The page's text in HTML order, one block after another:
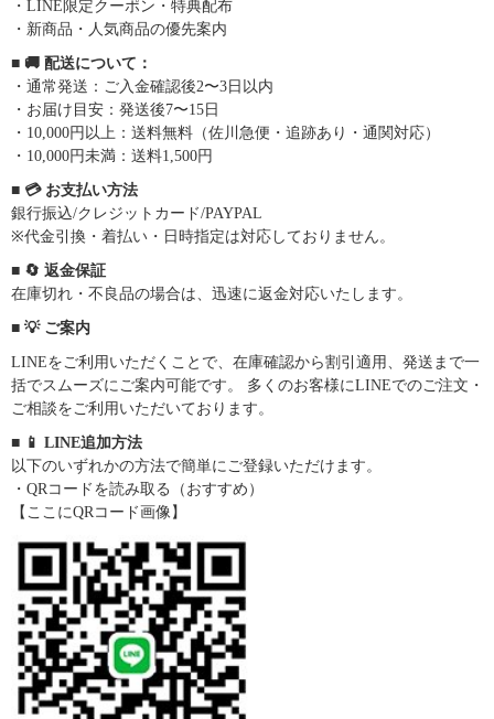
・LINE限定クーポン・特典配布
・新商品・人気商品の優先案内
■ 🚚 配送について：
・通常発送：ご入金確認後2〜3日以内
・お届け目安：発送後7〜15日
・10,000円以上：送料無料（佐川急便・追跡あり・通関対応）
・10,000円未満：送料1,500円
■ 💳 お支払い方法
銀行振込/クレジットカード/PAYPAL
※代金引換・着払い・日時指定は対応しておりません。
■ 🔄 返金保証
在庫切れ・不良品の場合は、迅速に返金対応いたします。
■ 💡 ご案内
LINEをご利用いただくことで、在庫確認から割引適用、発送まで一
括でスムーズにご案内可能です。 多くのお客様にLINEでのご注文・
ご相談をご利用いただいております。
■ 📱 LINE追加方法
以下のいずれかの方法で簡単にご登録いただけます。
・QRコードを読み取る（おすすめ）
【ここにQRコード画像】